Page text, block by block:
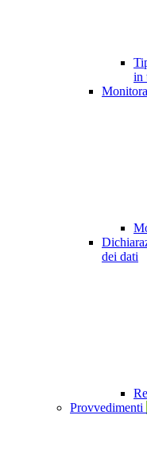
in
dei dati
Provvedimenti